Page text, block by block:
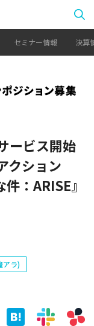
セミナー情報 決算
ービス開始
クション
：ARISE』
アラ)